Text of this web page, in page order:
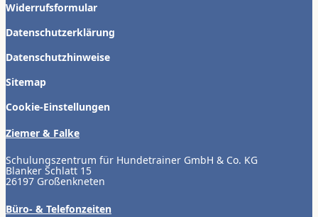
Widerrufsformular
Datenschutzerklärung
Datenschutzhinweise
Sitemap
Cookie-Einstellungen
Ziemer & Falke
Schulungszentrum für Hundetrainer GmbH & Co. KG
Blanker Schlatt 15
26197 Großenkneten
Büro- & Telefonzeiten